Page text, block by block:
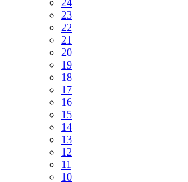
23
22
21
20
19
18
17
16
15
14
13
12
11
10